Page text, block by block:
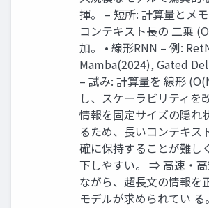
揮。 – 短所: 計算量とメ
コンテキスト長の 二乗
加。 • 線形RNN – 例:
Mamba(2024), Gated
– 試み: 計算量を 線形
し、スケーラビリティを
情報を固定サイズの隠れ
るため、長いコンテキス
確に保持することが難し
下しやすい。 ⇒ 高速・高
ながら、超長文の情報を
モデルが求められてい る